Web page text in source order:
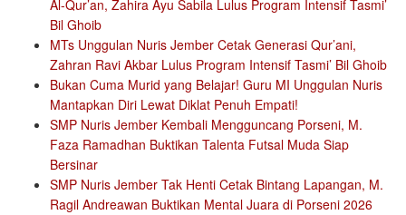
Al-Qur’an, Zahira Ayu Sabila Lulus Program Intensif Tasmi’
Bil Ghoib
MTs Unggulan Nuris Jember Cetak Generasi Qur’ani,
Zahran Ravi Akbar Lulus Program Intensif Tasmi’ Bil Ghoib
Bukan Cuma Murid yang Belajar! Guru MI Unggulan Nuris
Mantapkan Diri Lewat Diklat Penuh Empati!
SMP Nuris Jember Kembali Mengguncang Porseni, M.
Faza Ramadhan Buktikan Talenta Futsal Muda Siap
Bersinar
SMP Nuris Jember Tak Henti Cetak Bintang Lapangan, M.
Ragil Andreawan Buktikan Mental Juara di Porseni 2026